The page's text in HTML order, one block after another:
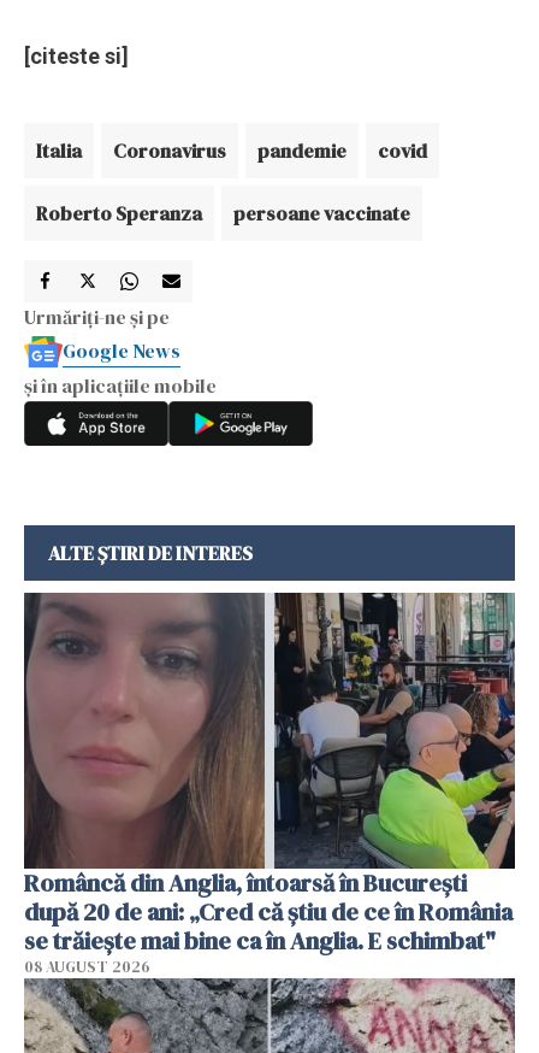
[citeste si]
Italia Coronavirus pandemie covid
Roberto Speranza persoane vaccinate
Urmăriți-ne și pe
Google News
și în aplicațiile mobile
ALTE ȘTIRI DE INTERES
Româncă din Anglia, întoarsă în București
după 20 de ani: „Cred că știu de ce în România
se trăiește mai bine ca în Anglia. E schimbat"
08 AUGUST 2026